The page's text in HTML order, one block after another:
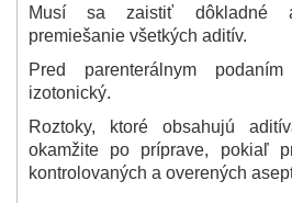
Musí sa zaistiť dôkladné
premiešanie všetkých aditív.
Pred parenterálnym
izotonický.
Roztoky, ktoré obsahujú
okamžite po príprave, pokiaľ
kontrolovaných a overených